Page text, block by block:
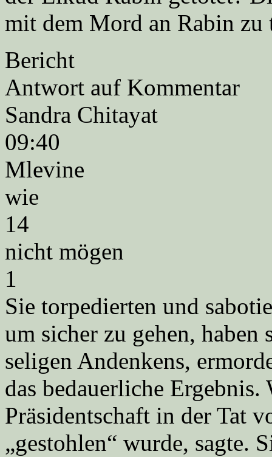
mit dem Mord an Rabin zu
Bericht
Antwort auf Kommentar
Sandra Chitayat
09:40
Mlevine
wie
14
nicht mögen
1
Sie torpedierten und
um sicher zu gehen,
seligen Andenkens,
das bedauerliche
Präsidentschaft in der Tat
„gestohlen“ wurde, sagte.